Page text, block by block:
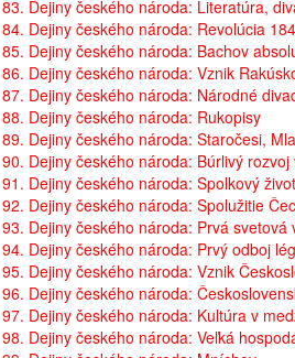
83. Dejiny českého národa: Literatúra,
84. Dejiny českého národa: Revolúcia
85. Dejiny českého národa: Bachov
86. Dejiny českého národa: Vznik
87. Dejiny českého národa: Národné
88. Dejiny českého národa: Rukopisy
89. Dejiny českého národa: Staročesi,
90. Dejiny českého národa: Búrlivý
91. Dejiny českého národa: Spolkový
92. Dejiny českého národa: Spolužitie
93. Dejiny českého národa: Prvá svetová
94. Dejiny českého národa: Prvý odboj
95. Dejiny českého národa: Vznik
96. Dejiny českého národa:
97. Dejiny českého národa: Kultúra v
98. Dejiny českého národa: Veľká